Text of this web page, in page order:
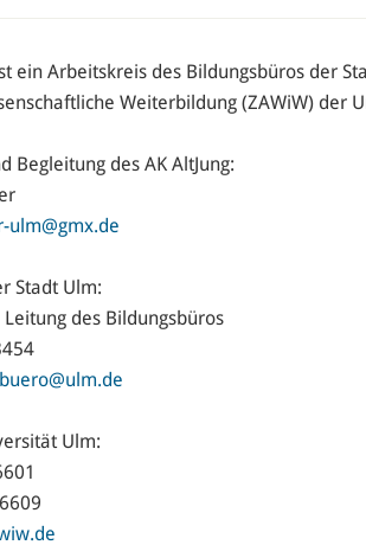
ein Arbeitskreis des Bildungsbüros der
Weiterbildung (ZAWiW) der
Begleitung des AK AltJung:
ulm@gmx.de
Stadt Ulm:
des Bildungsbüros
Ulm: